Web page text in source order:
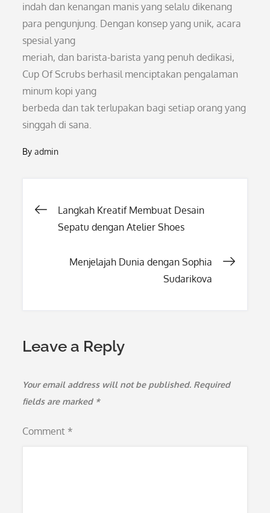
indah dan kenangan manis yang selalu dikenang
para pengunjung. Dengan konsep yang unik, acara
spesial yang
meriah, dan barista-barista yang penuh dedikasi,
Cup Of Scrubs berhasil menciptakan pengalaman
minum kopi yang
berbeda dan tak terlupakan bagi setiap orang yang
singgah di sana.
Byadmin
Post
Langkah Kreatif Membuat Desain
Sepatu dengan Atelier Shoes
Menjelajah Dunia dengan Sophia
Sudarikova
Leave a Reply
Your email address will not be published. Required
fields are marked *
Comment *